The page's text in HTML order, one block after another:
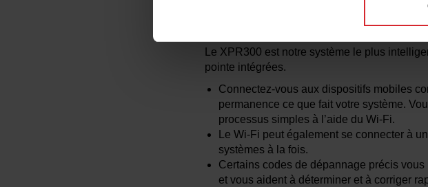
Le XPR300 est notre système le plus
pointe intégrées.
Connectez-vous aux dispositifs mobiles
permanence ce que fait votre système.
processus simples à l’aide du Wi-Fi.
Le Wi-Fi peut également se connecter à
systèmes à la fois.
Certains codes de dépannage précis
et vous aident à déterminer et à corriger